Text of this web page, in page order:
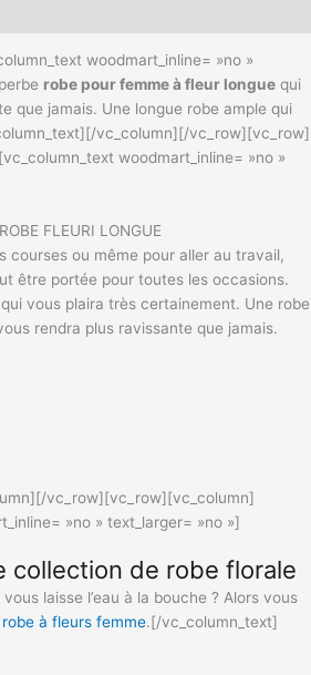
woodmart_inline= »no »
robe pour femme à fleur longue qui
que jamais. Une longue robe ample qui
vc_column][/vc_row][vc_row]
woodmart_inline= »no »
FLEURI LONGUE
courses ou même pour aller au travail,
être portée pour toutes les occasions.
vous plaira très certainement. Une robe
rendra plus ravissante que jamais.
vc_row][vc_row][vc_column]
»no » text_larger= »no »]
collection de robe florale
vous laisse l’eau à la bouche ? Alors vous
robe à fleurs femme.[/vc_column_text]